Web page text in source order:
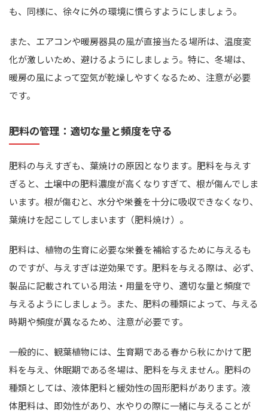
も、同様に、徐々に外の環境に慣らすようにしましょう。
また、エアコンや暖房器具の風が直接当たる場所は、温度変
化が激しいため、避けるようにしましょう。特に、冬場は、
暖房の風によって空気が乾燥しやすくなるため、注意が必要
です。
肥料の管理：適切な量と頻度を守る
肥料の与えすぎも、葉焼けの原因となります。肥料を与えす
ぎると、土壌中の肥料濃度が高くなりすぎて、根が傷んでしま
います。根が傷むと、水分や栄養を十分に吸収できなくなり、
葉焼けを起こしてしまいます（肥料焼け）。
肥料は、植物の生育に必要な栄養を補給するために与えるも
のですが、与えすぎは逆効果です。肥料を与える際は、必ず、
製品に記載されている用法・用量を守り、適切な量と頻度で
与えるようにしましょう。また、肥料の種類によって、与える
時期や頻度が異なるため、注意が必要です。
一般的に、観葉植物には、生育期である春から秋にかけて肥
料を与え、休眠期である冬場は、肥料を与えません。肥料の
種類としては、液体肥料と緩効性の固形肥料があります。液
体肥料は、即効性があり、水やりの際に一緒に与えることが